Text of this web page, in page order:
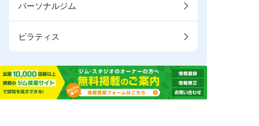
パーソナルジム
ピラティス